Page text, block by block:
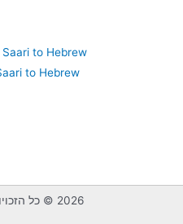
Saari to Hebrew
to Hebrew
2026 © כל הזכויות שמורות לרמי סערי |